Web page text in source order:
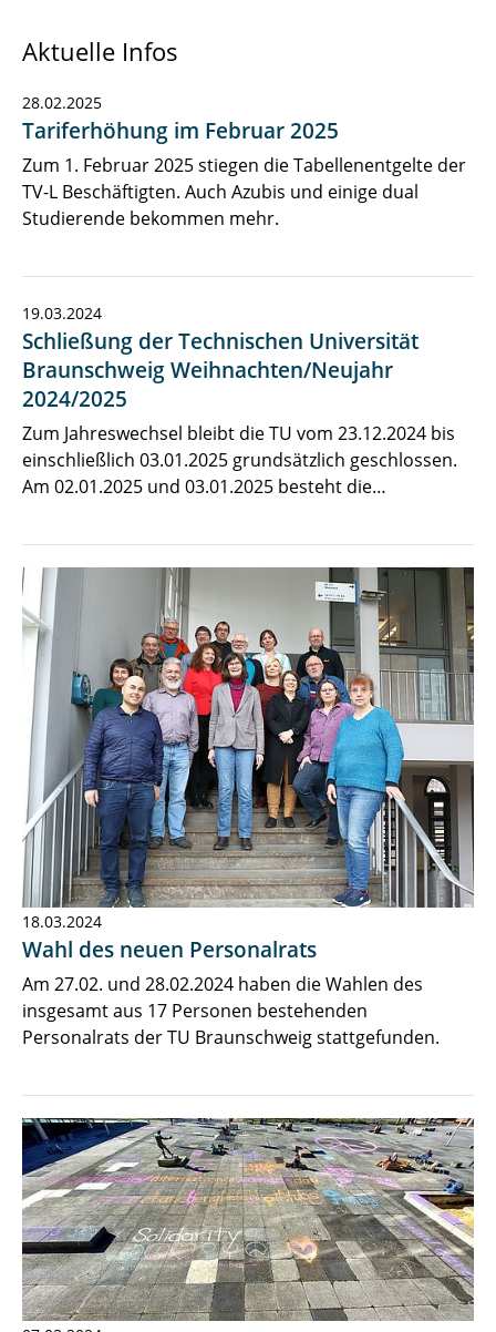
Aktuelle Infos
28.02.2025
Tariferhöhung im Februar 2025
Zum 1. Februar 2025 stiegen die Tabellenentgelte der
TV-L Beschäftigten. Auch Azubis und einige dual
Studierende bekommen mehr.
19.03.2024
Schließung der Technischen Universität
Braunschweig Weihnachten/Neujahr
2024/2025
Zum Jahreswechsel bleibt die TU vom 23.12.2024 bis
einschließlich 03.01.2025 grundsätzlich geschlossen.
Am 02.01.2025 und 03.01.2025 besteht die…
18.03.2024
Wahl des neuen Personalrats
Am 27.02. und 28.02.2024 haben die Wahlen des
insgesamt aus 17 Personen bestehenden
Personalrats der TU Braunschweig stattgefunden.